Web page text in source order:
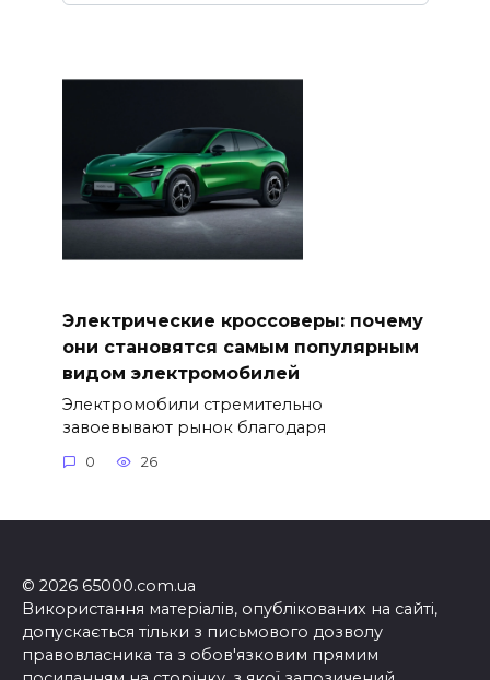
Электрические кроссоверы: почему
они становятся самым популярным
видом электромобилей
Электромобили стремительно
завоевывают рынок благодаря
0 26
© 2026 65000.com.ua
Використання матеріалів, опублікованих на сайті,
допускається тільки з письмового дозволу
правовласника та з обов'язковим прямим